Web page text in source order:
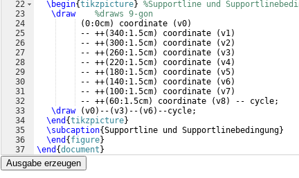
22
23
24
25
26
27
28
29
30
31
32
33
34
35
36
37
\begin{tikzpicture} %Supportline und
\draw
%draws 9-gon
(0:0cm) coordinate (v0)
-- ++(340:1.5cm) coordinate (v1)
-- ++(300:1.5cm) coordinate (v2)
-- ++(260:1.5cm) coordinate (v3)
-- ++(220:1.5cm) coordinate (v4)
-- ++( 180:1.5cm) coordinate (v5)
-- ++( 140:1.5cm) coordinate (v6)
-- ++( 100:1.5cm) coordinate (v7)
-- ++(60:1.5cm) coordinate (v8)
-- cycle;
\draw
(v0) -- (v3) -- (v6) --cycle;
\end {tikzpicture}
\subcaption{Supportline und Supportlinebedingung}
\end { figure}
\end {document }
Ausgabe erzeugen